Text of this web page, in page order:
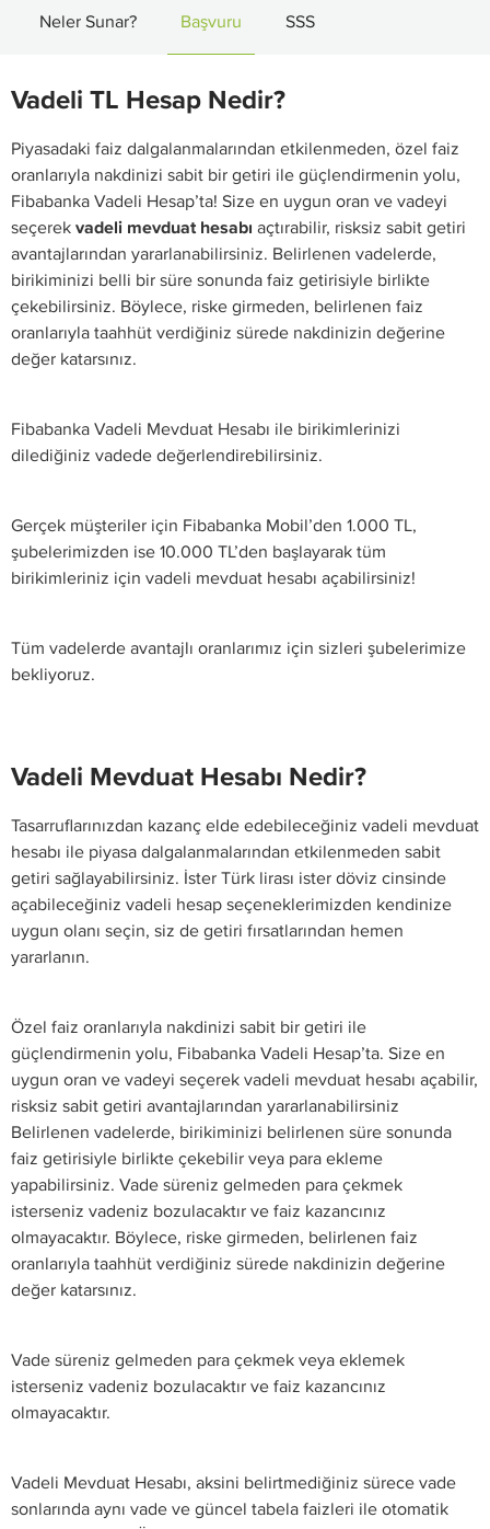
Neler Sunar? Başvuru SSS
Vadeli TL Hesap Nedir?
Piyasadaki faiz dalgalanmalarından etkilenmeden, özel faiz
oranlarıyla nakdinizi sabit bir getiri ile güçlendirmenin yolu,
Fibabanka Vadeli Hesap’ta! Size en uygun oran ve vadeyi
seçerekvadeli mevduat hesabı açtırabilir, risksiz sabit getiri
avantajlarından yararlanabilirsiniz. Belirlenen vadelerde,
birikiminizi belli bir süre sonunda faiz getirisiyle birlikte
çekebilirsiniz. Böylece, riske girmeden, belirlenen faiz
oranlarıyla taahhüt verdiğiniz sürede nakdinizin değerine
değer katarsınız.
Fibabanka Vadeli Mevduat Hesabı ile birikimlerinizi
dilediğiniz vadede değerlendirebilirsiniz.
Gerçek müşteriler için Fibabanka Mobil’den 1.000 TL,
şubelerimizden ise 10.000 TL’den başlayarak tüm
birikimleriniz için vadeli mevduat hesabı açabilirsiniz!
Tüm vadelerde avantajlı oranlarımız için sizleri şubelerimize
bekliyoruz.
Vadeli Mevduat Hesabı Nedir?
Tasarruflarınızdan kazanç elde edebileceğiniz vadeli mevduat
hesabı ile piyasa dalgalanmalarından etkilenmeden sabit
getiri sağlayabilirsiniz. İster Türk lirası ister döviz cinsinde
açabileceğiniz vadeli hesap seçeneklerimizden kendinize
uygun olanı seçin, siz de getiri fırsatlarından hemen
yararlanın.
Özel faiz oranlarıyla nakdinizi sabit bir getiri ile
güçlendirmenin yolu, Fibabanka Vadeli Hesap’ta. Size en
uygun oran ve vadeyi seçerek vadeli mevduat hesabı açabilir,
risksiz sabit getiri avantajlarından yararlanabilirsiniz
Belirlenen vadelerde, birikiminizi belirlenen süre sonunda
faiz getirisiyle birlikte çekebilir veya para ekleme
yapabilirsiniz. Vade süreniz gelmeden para çekmek
isterseniz vadeniz bozulacaktır ve faiz kazancınız
olmayacaktır. Böylece, riske girmeden, belirlenen faiz
oranlarıyla taahhüt verdiğiniz sürede nakdinizin değerine
değer katarsınız.
Vade süreniz gelmeden para çekmek veya eklemek
isterseniz vadeniz bozulacaktır ve faiz kazancınız
olmayacaktır.
Vadeli Mevduat Hesabı, aksini belirtmediğiniz sürece vade
sonlarında aynı vade ve güncel tabela faizleri ile otomatik